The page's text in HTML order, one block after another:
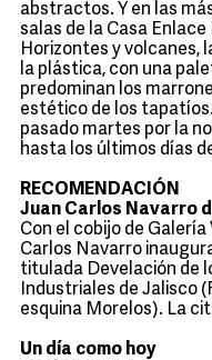
abstractos. Y en las
salas de la Casa
Horizontes y volcanes,
la plástica, con una
predominan los
estético de los
pasado martes por la
hasta los últimos días
RECOMENDACIÓN
Juan Carlos Navarro
Con el cobijo de
Carlos Navarro
titulada Develación de
Industriales de Jalisco
esquina Morelos). La
Un día como hoy